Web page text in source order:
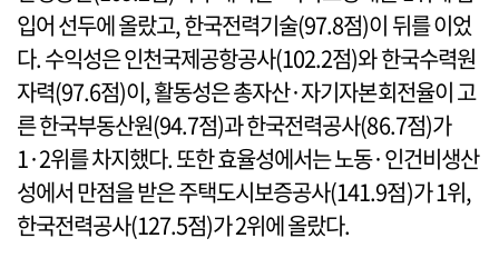
입어 선두에 올랐고, 한국전력기술(97.8점)이 뒤를 이었
다. 수익성은 인천국제공항공사(102.2점)와 한국수력원
자력(97.6점)이, 활동성은 총자산·자기자본회전율이 고
른 한국부동산원(94.7점)과 한국전력공사(86.7점)가
1·2위를 차지했다. 또한 효율성에서는 노동·인건비생산
성에서 만점을 받은 주택도시보증공사(141.9점)가 1위,
한국전력공사(127.5점)가 2위에 올랐다.